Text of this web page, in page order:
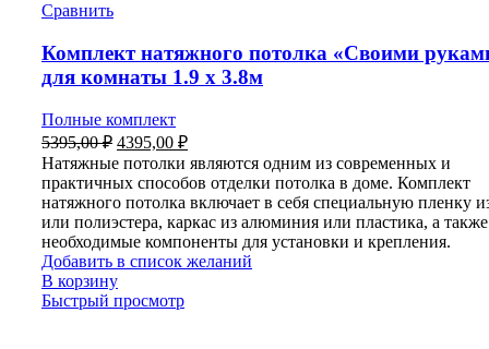
Сравнить
Комплект натяжного потолка «Своими
для комнаты 1.9 х 3.8м
Полные комплект
5395,00₽ Первоначальная
цена
составляла
5395,00 ₽.
4395,00 ₽Текущая
цена:
4395,00 ₽.
Натяжные потолки являются одним из современных и
практичных способов отделки потолка в доме. Комплект
натяжного потолка включает в себя специальную пленку
или полиэстера, каркас из алюминия или пластика, а также
необходимые компоненты для установки и крепления.
Добавить в список желаний
В корзину
Быстрый просмотр